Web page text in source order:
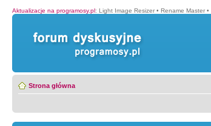
Aktualizacje na programosy.pl: Light Image Resizer • Rename Master •
Strona główna